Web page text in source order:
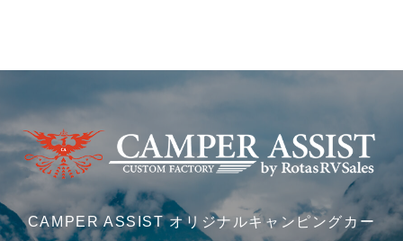
CAMPER ASSIST オリジナルキャンピングカー